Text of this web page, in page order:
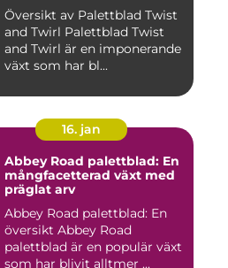
Översikt av Palettblad Twist
and Twirl Palettblad Twist
and Twirl är en imponerande
växt som har bl...
16. jan
Abbey Road palettblad: En
mångfacetterad växt med
präglat arv
Abbey Road palettblad: En
översikt Abbey Road
palettblad är en populär växt
som har blivit alltmer ...